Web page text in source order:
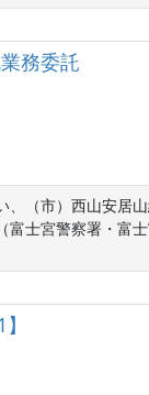
務委託
（市）西山安居
士宮警察署・富